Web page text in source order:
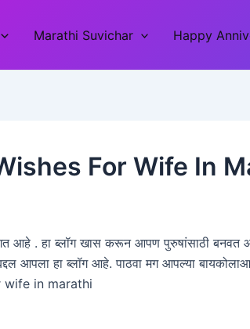
Marathi Suvichar Happy
For Wife In
आहे . हा ब्लॉग खास करून आपण पुरुषांसाठी बनवत
आपला हा ब्लॉग आहे. पाठवा मग आपल्या
wife in marathi